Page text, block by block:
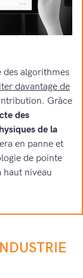
des algorithmes
davantage de
Grâce
des
de la
en panne et
de pointe
haut niveau